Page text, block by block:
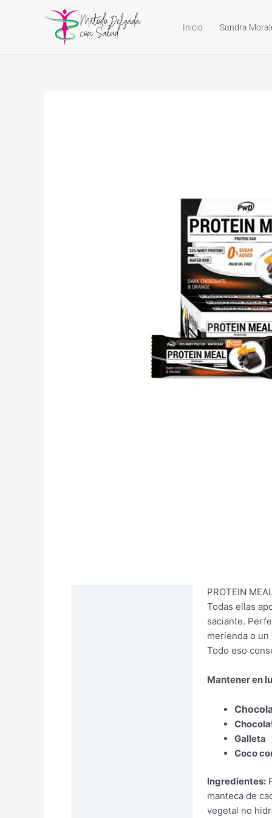
Inicio Sandra
PROTEIN
Todas ellas
saciante.
merienda o
Todo eso
Mantener en
Galleta
Coco
Ingredientes:
manteca de
vegetal no